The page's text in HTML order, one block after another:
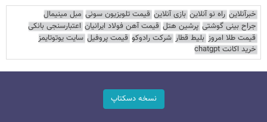
خبرآنلاین راه نو آنلاین بازی آنلاین قیمت تلویزیون سونی مبل مینیمال
جراح بینی گوشتی پرشین هتل قیمت آهن فولاد ایرانیان اعتبارسنجی بانکی
قیمت طلا امروز بلیط قطار شرکت رادوکو قیمت پروفیل سایت یوتوتایمز
خرید اکانت chatgpt
نسخه دسکتاپ